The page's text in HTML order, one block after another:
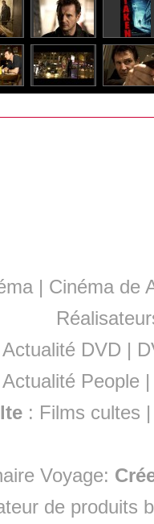
| Cinéma de
Actualité DVD |
Actualité People
: Films cultes
Voyage:
de produits